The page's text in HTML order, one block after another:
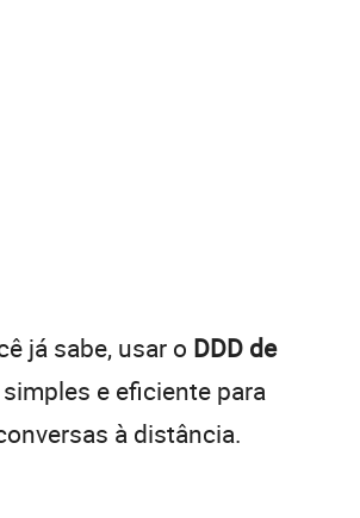
já sabe, usar o DDD de
simples e eficiente para
à distância.